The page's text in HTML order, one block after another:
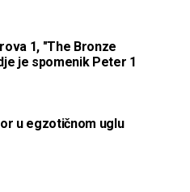
1, "The Bronze
je spomenik Peter 1
u egzotičnom uglu